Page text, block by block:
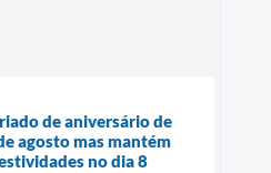
de aniversário de
agosto mas mantém
no dia 8